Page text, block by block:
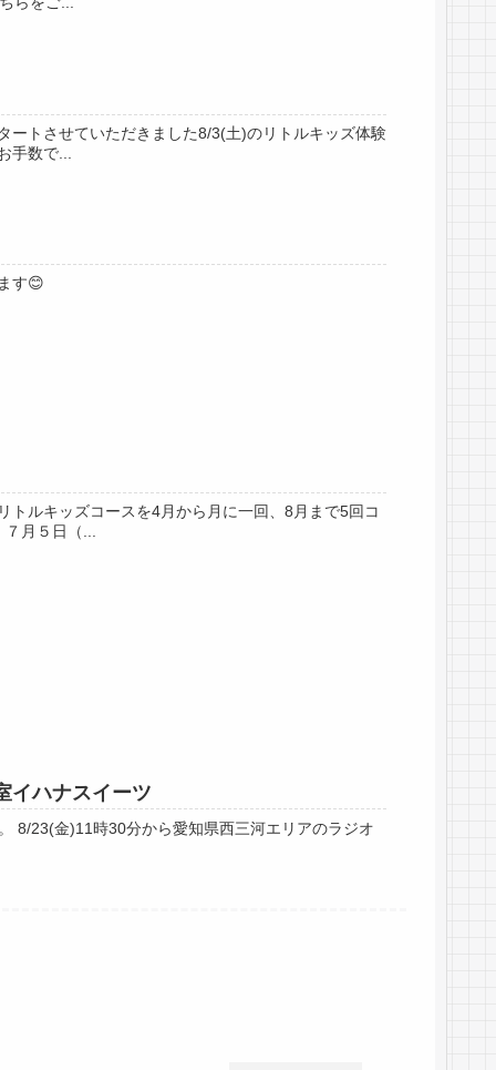
ートさせていただきました8/3(土)のリトルキッズ体験
手数で...
す😊
ルキッズコースを4月から月に一回、8月まで5回コ
月５日（...
イハナスイーツ
8/23(金)11時30分から愛知県西三河エリアのラジオ